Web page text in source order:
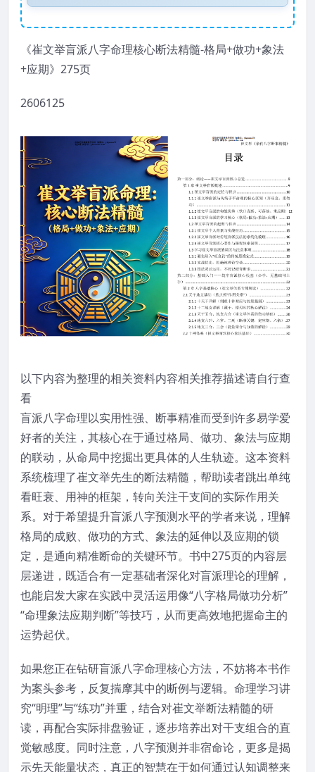
《崔文举盲派八字命理核心断法精髓-格局+做功+象法
+应期》275页
2606125
以下内容为整理的相关资料内容相关推荐描述请自行查
看
盲派八字命理以实用性强、断事精准而受到许多易学爱
好者的关注，其核心在于通过格局、做功、象法与应期
的联动，从命局中挖掘出更具体的人生轨迹。这本资料
系统梳理了崔文举先生的断法精髓，帮助读者跳出单纯
看旺衰、用神的框架，转向关注干支间的实际作用关
系。对于希望提升盲派八字预测水平的学者来说，理解
格局的成败、做功的方式、象法的延伸以及应期的锁
定，是通向精准断命的关键环节。书中275页的内容层
层递进，既适合有一定基础者深化对盲派理论的理解，
也能启发大家在实践中灵活运用像“八字格局做功分析”
“命理象法应期判断”等技巧，从而更高效地把握命主的
运势起伏。
如果您正在钻研盲派八字命理核心方法，不妨将本书作
为案头参考，反复揣摩其中的断例与逻辑。命理学习讲
究“明理”与“练功”并重，结合对崔文举断法精髓的研
读，再配合实际排盘验证，逐步培养出对干支组合的直
觉敏感度。同时注意，八字预测并非宿命论，更多是揭
示先天能量状态，真正的智慧在于如何通过认知调整来